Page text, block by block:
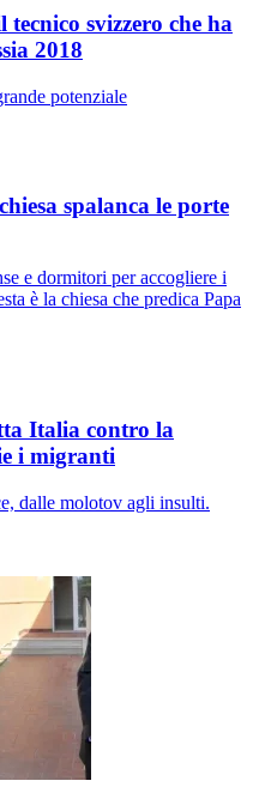
svizzero che ha
2018
potenziale
spalanca le porte
e dormitori per accogliere i
è la chiesa che predica Papa
Italia contro la
i migranti
dalle molotov agli insulti.